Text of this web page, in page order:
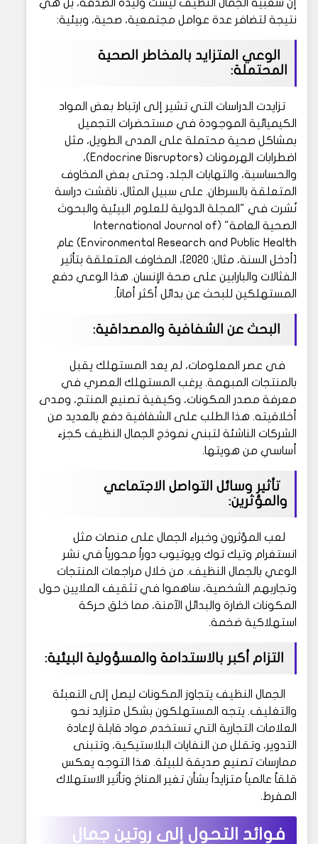
إن شعبية الجمال النظيف ليست وليدة الصدفة، بل هي
نتيجة لتضافر عدة عوامل مجتمعية، صحية، وبيئية:
الوعي المتزايد بالمخاطر الصحية
المحتملة:
تزايدت الدراسات التي تشير إلى ارتباط بعض المواد
الكيميائية الموجودة في مستحضرات التجميل
بمشاكل صحية محتملة على المدى الطويل، مثل
اضطرابات الهرمونات (Endocrine Disruptors)،
والحساسية، والتهابات الجلد، وحتى بعض المخاوف
المتعلقة بالسرطان. على سبيل المثال، ناقشت دراسة
نُشرت في "المجلة الدولية للعلوم البيئية والبحوث
الصحية العامة" (International Journal of
Environmental Research and Public Health) عام
[أدخل السنة، مثال: 2020]، المخاوف المتعلقة بتأثير
الفثالات والبارابين على صحة الإنسان. هذا الوعي دفع
المستهلكين للبحث عن بدائل أكثر أماناً.
البحث عن الشفافية والمصداقية:
في عصر المعلومات، لم يعد المستهلك يقبل
بالمنتجات المبهمة. يرغب المستهلك العصري في
معرفة مصدر المكونات، وكيفية تصنيع المنتج، ومدى
أخلاقيته. هذا الطلب على الشفافية دفع بالعديد من
الشركات الناشئة لتبني نموذج الجمال النظيف كجزء
أساسي من هويتها.
تأثير وسائل التواصل الاجتماعي
والمؤثرين:
لعب المؤثرون وخبراء الجمال على منصات مثل
انستغرام وتيك توك ويوتيوب دوراً محورياً في نشر
الوعي بالجمال النظيف. من خلال مراجعات المنتجات
وتجاربهم الشخصية، ساهموا في تثقيف الملايين حول
المكونات الضارة والبدائل الآمنة، مما خلق حركة
استهلاكية ضخمة.
التزام أكبر بالاستدامة والمسؤولية البيئية:
الجمال النظيف يتجاوز المكونات ليصل إلى التعبئة
والتغليف. يتجه المستهلكون بشكل متزايد نحو
العلامات التجارية التي تستخدم مواد قابلة لإعادة
التدوير، وتقلل من النفايات البلاستيكية، وتتبنى
ممارسات تصنيع صديقة للبيئة. هذا التوجه يعكس
قلقاً عالمياً متزايداً بشأن تغير المناخ وتأثير الاستهلاك
المفرط.
فوائد التحول إلى روتين جمال